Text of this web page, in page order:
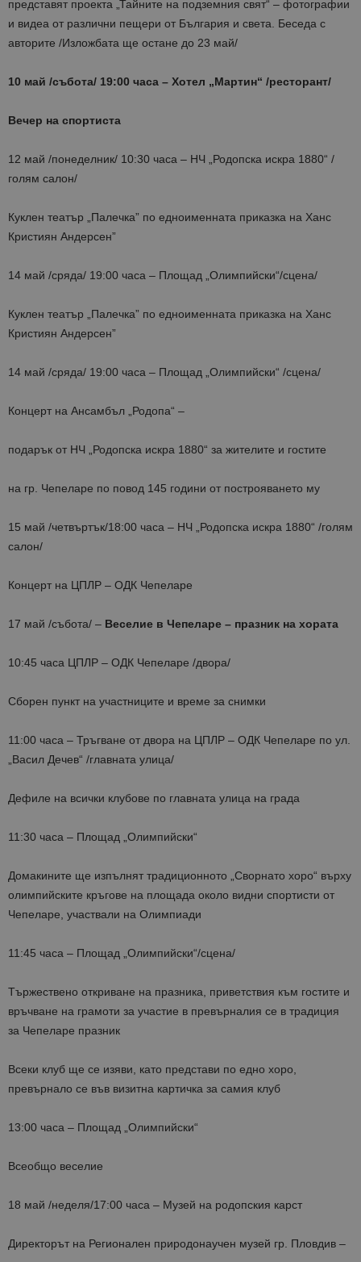
представят проекта „Тайните на подземния свят“ – фотографии
и видеа от различни пещери от България и света. Беседа с
авторите /Изложбата ще остане до 23 май/
10 май /събота/ 19:00 часа – Хотел „Мартин“ /ресторант/
Вечер на спортиста
12 май /понеделник/ 10:30 часа – НЧ „Родопска искра 1880“ /
голям салон/
Куклен театър „Палечка” по едноименната приказка на Ханс
Кристиян Андерсен”
14 май /сряда/ 19:00 часа – Площад „Олимпийски“/сцена/
Куклен театър „Палечка” по едноименната приказка на Ханс
Кристиян Андерсен”
14 май /сряда/ 19:00 часа – Площад „Олимпийски“ /сцена/
Концерт на Ансамбъл „Родопа“ –
подарък от НЧ „Родопска искра 1880“ за жителите и гостите
на гр. Чепеларе по повод 145 години от построяването му
15 май /четвъртък/18:00 часа – НЧ „Родопска искра 1880“ /голям
салон/
Концерт на ЦПЛР – ОДК Чепеларе
17 май /събота/ – Веселие в Чепеларе – празник на хората
10:45 часа ЦПЛР – ОДК Чепеларе /двора/
Сборен пункт на участниците и време за снимки
11:00 часа – Тръгване от двора на ЦПЛР – ОДК Чепеларе по ул.
„Васил Дечев“ /главната улица/
Дефиле на всички клубове по главната улица на града
11:30 часа – Площад „Олимпийски“
Домакините ще изпълнят традиционното „Сворнато хоро“ върху
олимпийските кръгове на площада около видни спортисти от
Чепеларе, участвали на Олимпиади
11:45 часа – Площад „Олимпийски“/сцена/
Тържествено откриване на празника, приветствия към гостите и
връчване на грамоти за участие в превърналия се в традиция
за Чепеларе празник
Всеки клуб ще се изяви, като представи по едно хоро,
превърнало се във визитна картичка за самия клуб
13:00 часа – Площад „Олимпийски“
Всеобщо веселие
18 май /неделя/17:00 часа – Музей на родопския карст
Директорът на Регионален природонаучен музей гр. Пловдив –